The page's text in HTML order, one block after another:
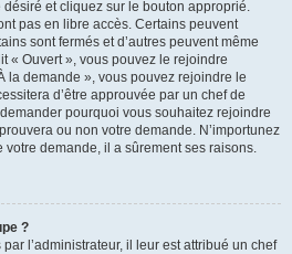
et cliquez sur le bouton approprié.
pas en libre accès. Certains peuvent
sont fermés et d’autres peuvent même
« Ouvert », vous pouvez le rejoindre
la demande », vous pouvez rejoindre le
d’être approuvée par un chef de
pourquoi vous souhaitez rejoindre
ou non votre demande. N’importunez
votre demande, il a sûrement ses raisons.
?
l’administrateur, il leur est attribué un chef